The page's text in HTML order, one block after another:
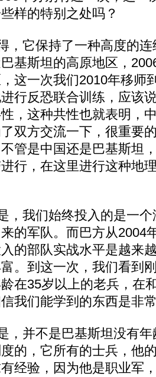
样的特别之处吗？
它保持了一种高度的连
基斯坦的高原地区，
这一次我们2010年移师
行反恐联合训练，应该
，这种共性也就表明，
双方交流一下，很重要
管是中国还是巴基斯坦
行，在这里进行这种地
我们始终投入的是一个
的军队。而巴方从2004
的部队实战水平是越来
。到这一次，我们看到
在35岁以上的老兵，在
我们能学到的东西是非
并不是巴基斯坦没有年
的，它所有的士兵，他
经验，因为他是职业军